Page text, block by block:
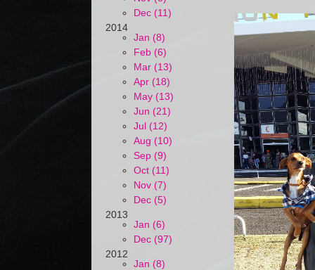
Dec (11)
2014
Jan (8)
Feb (6)
Mar (13)
Apr (18)
May (13)
Jun (21)
Jul (12)
Aug (10)
Sep (9)
Oct (11)
Nov (7)
Dec (5)
2013
Jan (6)
Dec (97)
2012
Jan (8)